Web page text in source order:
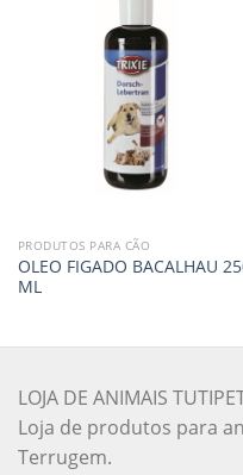
PRODUTOS PARA CÃO
OLEO FIGADO BACALHAU
ML
LOJA DE ANIMAIS
Loja de produtos para
Terrugem.